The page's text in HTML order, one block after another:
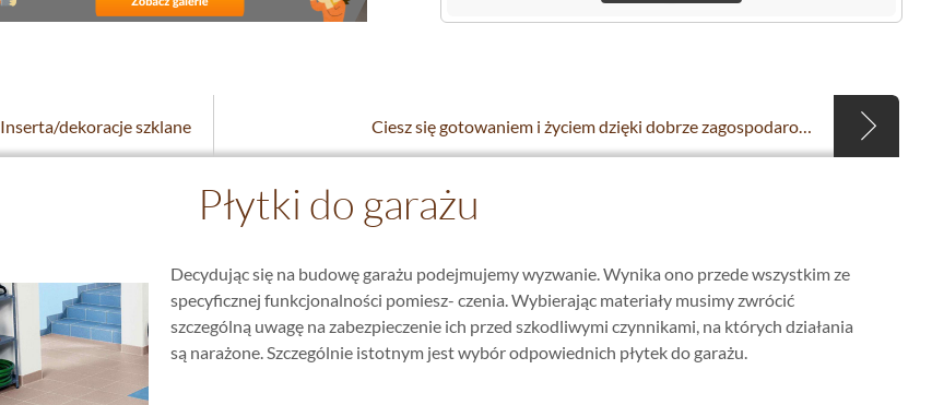
Inserta/dekoracje szklane Ciesz się gotowaniem i życiem dzięki dobrze zagospodarowanej kuchni
Płytki do garażu
Decydując się na budowę garażu podejmujemy wyzwanie. Wynika ono przede wszystkim ze
specyficznej funkcjonalności pomiesz- czenia. Wybierając materiały musimy zwrócić
szczególną uwagę na zabezpieczenie ich przed szkodliwymi czynnikami, na których działania
są narażone. Szczególnie istotnym jest wybór odpowiednich płytek do garażu.